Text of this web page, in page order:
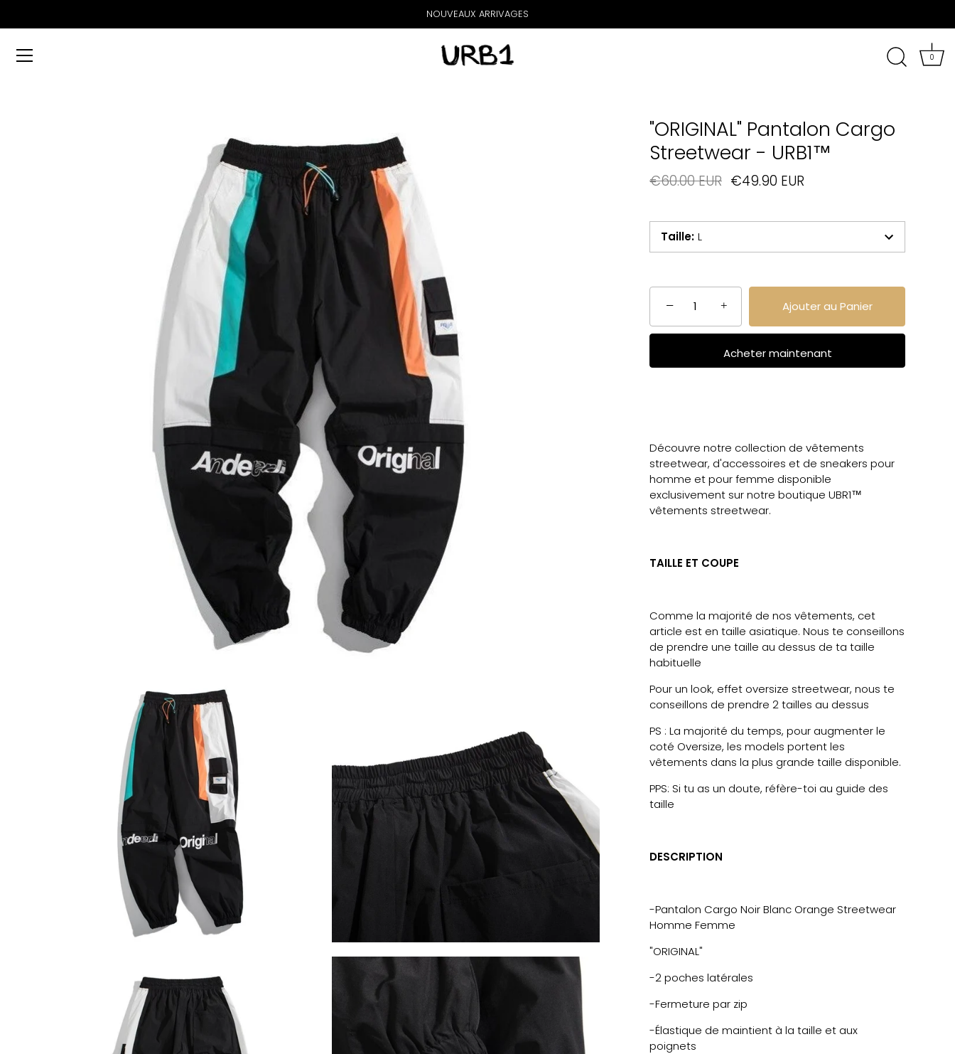
NOUVEAUX ARRIVAGES
0
"ORIGINAL" Pantalon Cargo
Streetwear - URB1™
€60.00 EUR €49.90 EUR
Taille: L
− + Ajouter au Panier
Acheter maintenant
Découvre notre collection de vêtements
streetwear, d'accessoires et de sneakers pour
homme et pour femme disponible
exclusivement sur notre boutique UBR1™
vêtements streetwear.
TAILLE ET COUPE
Comme la majorité de nos vêtements, cet
article est en taille asiatique. Nous te conseillons
de prendre une taille au dessus de ta taille
habituelle
Pour un look, effet oversize streetwear, nous te
conseillons de prendre 2 tailles au dessus
PS : La majorité du temps, pour augmenter le
coté Oversize, les models portent les
vêtements dans la plus grande taille disponible.
PPS: Si tu as un doute, réfère-toi au guide des
taille
DESCRIPTION
-Pantalon Cargo Noir Blanc Orange Streetwear
Homme Femme
"ORIGINAL"
-2 poches latérales
-Fermeture par zip
-Élastique de maintient à la taille et aux
poignets